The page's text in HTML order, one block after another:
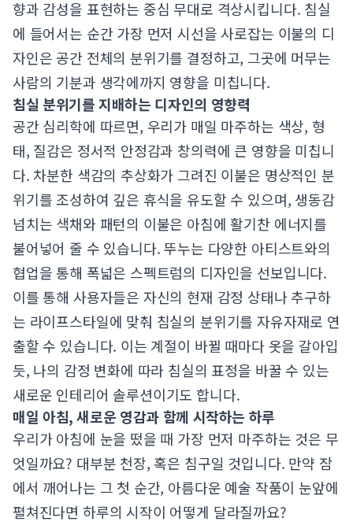
향과 감성을 표현하는 중심 무대로 격상시킵니다. 침실
에 들어서는 순간 가장 먼저 시선을 사로잡는 이불의 디
자인은 공간 전체의 분위기를 결정하고, 그곳에 머무는
사람의 기분과 생각에까지 영향을 미칩니다.
침실 분위기를 지배하는 디자인의 영향력
공간 심리학에 따르면, 우리가 매일 마주하는 색상, 형
태, 질감은 정서적 안정감과 창의력에 큰 영향을 미칩니
다. 차분한 색감의 추상화가 그려진 이불은 명상적인 분
위기를 조성하여 깊은 휴식을 유도할 수 있으며, 생동감
넘치는 색채와 패턴의 이불은 아침에 활기찬 에너지를
불어넣어 줄 수 있습니다. 뚜누는 다양한 아티스트와의
협업을 통해 폭넓은 스펙트럼의 디자인을 선보입니다.
이를 통해 사용자들은 자신의 현재 감정 상태나 추구하
는 라이프스타일에 맞춰 침실의 분위기를 자유자재로 연
출할 수 있습니다. 이는 계절이 바뀔 때마다 옷을 갈아입
듯, 나의 감정 변화에 따라 침실의 표정을 바꿀 수 있는
새로운 인테리어 솔루션이기도 합니다.
매일 아침, 새로운 영감과 함께 시작하는 하루
우리가 아침에 눈을 떴을 때 가장 먼저 마주하는 것은 무
엇일까요? 대부분 천장, 혹은 침구일 것입니다. 만약 잠
에서 깨어나는 그 첫 순간, 아름다운 예술 작품이 눈앞에
펼쳐진다면 하루의 시작이 어떻게 달라질까요?